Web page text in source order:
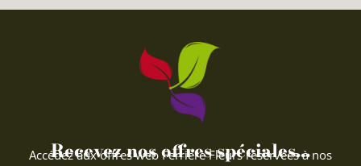
Recevez nos offres spéciales...
Accédez aux offres web Ferriere Fleurs réservées à nos